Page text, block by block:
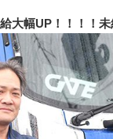
大幅UP！！！！未